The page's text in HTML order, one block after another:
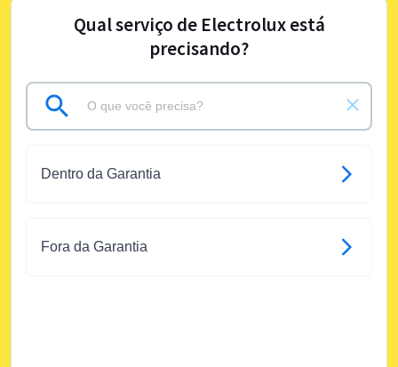
Qual serviço de Electrolux está
precisando?
Dentro da Garantia
Fora da Garantia